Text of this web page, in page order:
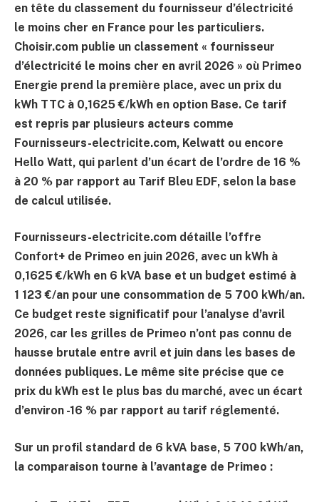
en tête du classement du fournisseur d’électricité
le moins cher en France pour les particuliers.
Choisir.com publie un classement « fournisseur
d’électricité le moins cher en avril 2026 » où Primeo
Energie prend la première place, avec un prix du
kWh TTC à 0,1625 €/kWh en option Base. Ce tarif
est repris par plusieurs acteurs comme
Fournisseurs-electricite.com, Kelwatt ou encore
Hello Watt, qui parlent d’un écart de l’ordre de 16 %
à 20 % par rapport au Tarif Bleu EDF, selon la base
de calcul utilisée.
Fournisseurs-electricite.com détaille l’offre
Confort+ de Primeo en juin 2026, avec un kWh à
0,1625 €/kWh en 6 kVA base et un budget estimé à
1 123 €/an pour une consommation de 5 700 kWh/an.
Ce budget reste significatif pour l’analyse d’avril
2026, car les grilles de Primeo n’ont pas connu de
hausse brutale entre avril et juin dans les bases de
données publiques. Le même site précise que ce
prix du kWh est le plus bas du marché, avec un écart
d’environ -16 % par rapport au tarif réglementé.
Sur un profil standard de 6 kVA base, 5 700 kWh/an,
la comparaison tourne à l’avantage de Primeo :